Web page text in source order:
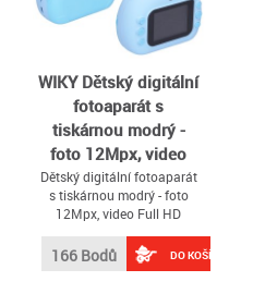
WIKY Dětský digitální
fotoaparát s
tiskárnou modrý -
foto 12Mpx, video
Full HD
Dětský digitální fotoaparát
s tiskárnou modrý - foto
12Mpx, video Full HD
166 Bodů DO KOŠÍKU